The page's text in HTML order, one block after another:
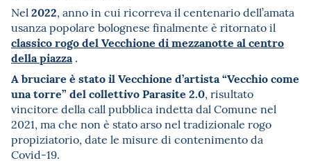
Nel 2022, anno in cui ricorreva il centenario dell’amata
usanza popolare bolognese finalmente è ritornato il
classico rogo del Vecchione di mezzanotte al centro
della piazza .
A bruciare è stato il Vecchione d’artista “Vecchio come
una torre” del collettivo Parasite 2.0, risultato
vincitore della call pubblica indetta dal Comune nel
2021, ma che non è stato arso nel tradizionale rogo
propiziatorio, date le misure di contenimento da
Covid-19.